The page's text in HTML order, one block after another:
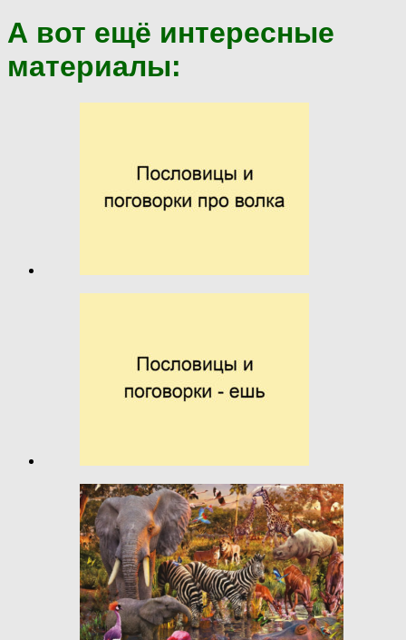
А вот ещё интересные
материалы: